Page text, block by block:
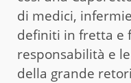
di medici,
definiti in fretta e
responsabilità e
della grande